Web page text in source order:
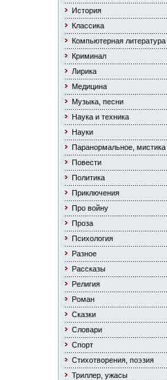
История
Классика
Компьютерная литература
Криминал
Лирика
Медицина
Музыка, песни
Наука и техника
Науки
Паранормальное, мистика
Повести
Политика
Приключения
Про войну
Проза
Психология
Разное
Рассказы
Религия
Роман
Сказки
Словари
Спорт
Стихотворения, поэзия
Триллер, ужасы